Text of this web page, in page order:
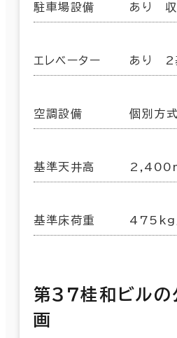
駐車場設備 あり 収
エレベーター あり 2
空調設備 個別方式
基準天井高
基準床荷重
第３７桂和ビル
画